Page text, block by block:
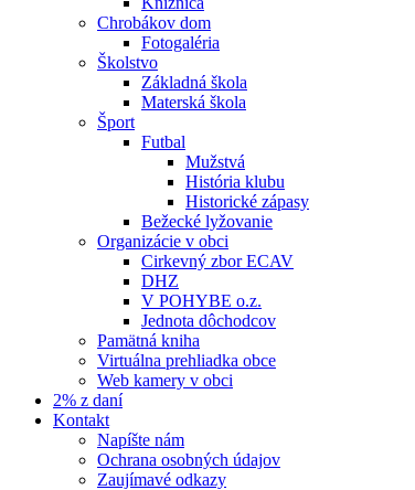
Chrobákov dom
Fotogaléria
Školstvo
Základná škola
Materská škola
Šport
Futbal
Mužstvá
História klubu
Historické zápasy
Bežecké lyžovanie
Organizácie v obci
Cirkevný zbor ECAV
DHZ
V POHYBE o.z.
Jednota dôchodcov
Pamätná kniha
Virtuálna prehliadka obce
Web kamery v obci
2% z daní
Kontakt
Napíšte nám
Ochrana osobných údajov
Zaujímavé odkazy